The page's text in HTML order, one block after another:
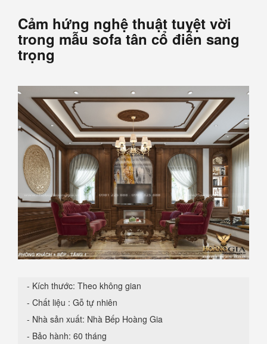
Cảm hứng nghệ thuật tuyệt vời
trong mẫu sofa tân cổ điển sang
trọng
- Kích thước: Theo không gian
- Chất liệu : Gỗ tự nhiên
- Nhà sản xuất: Nhà Bếp Hoàng Gia
- Bảo hành: 60 tháng